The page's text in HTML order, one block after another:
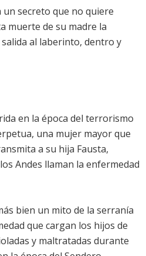
un secreto que no quiere
muerte de su madre la
al laberinto, dentro y
en la época del terrorismo
una mujer mayor que
a su hija Fausta,
Andes llaman la enfermedad
bien un mito de la serranía
que cargan los hijos de
y maltratadas durante